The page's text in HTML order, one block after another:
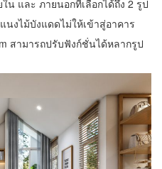
น และ ภายนอกที่เลือกได้ถึง 2 รูป
นงไม้บังแดดไม่ให้เข้าสู่อาคาร
สามารถปรับฟังก์ชั่นได้หลากรูป